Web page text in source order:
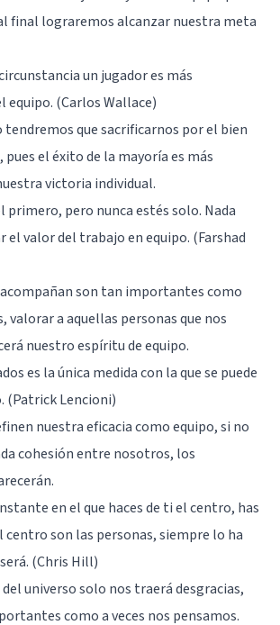
final lograremos alcanzar nuestra meta
un jugador es más
(Carlos Wallace)
tendremos que sacrificarnos por el bien
el éxito de la mayoría es más
victoria individual.
primero, pero nunca estés solo. Nada
el valor del trabajo en equipo. (Farshad
son tan importantes como
valorar a aquellas personas que nos
nuestro espíritu de equipo.
es la única medida con la que se puede
(Patrick Lencioni)
nuestra eficacia como equipo, si no
cohesión entre nosotros, los
en el que haces de ti el centro, has
centro son las personas, siempre lo ha
(Chris Hill)
universo solo nos traerá desgracias,
como a veces nos pensamos.